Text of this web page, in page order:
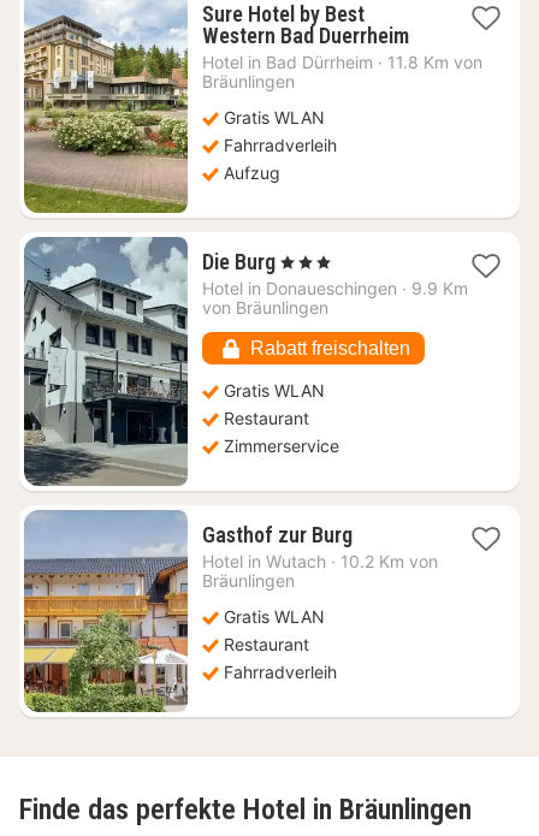
Sure Hotel by Best
Western Bad Duerrheim1
Nacht
Hotel in Bad Dürrheim · 11.8 Km von
Bräunlingen
Gratis WLAN
Fahrradverleih
Aufzug
Die Burg1
Nacht
ab
126,17
€
, 3 Sterne
Hotel in Donaueschingen · 9.9 Km
von Bräunlingen
Rabatt freischalten
Gratis WLAN
Restaurant
Zimmerservice
Gasthof zur Burg1
Nacht
Hotel in Wutach · 10.2 Km von
Bräunlingen
Gratis WLAN
Restaurant
Fahrradverleih
Finde das perfekte Hotel in Bräunlingen